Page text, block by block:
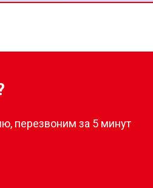
перезвоним за 5 минут